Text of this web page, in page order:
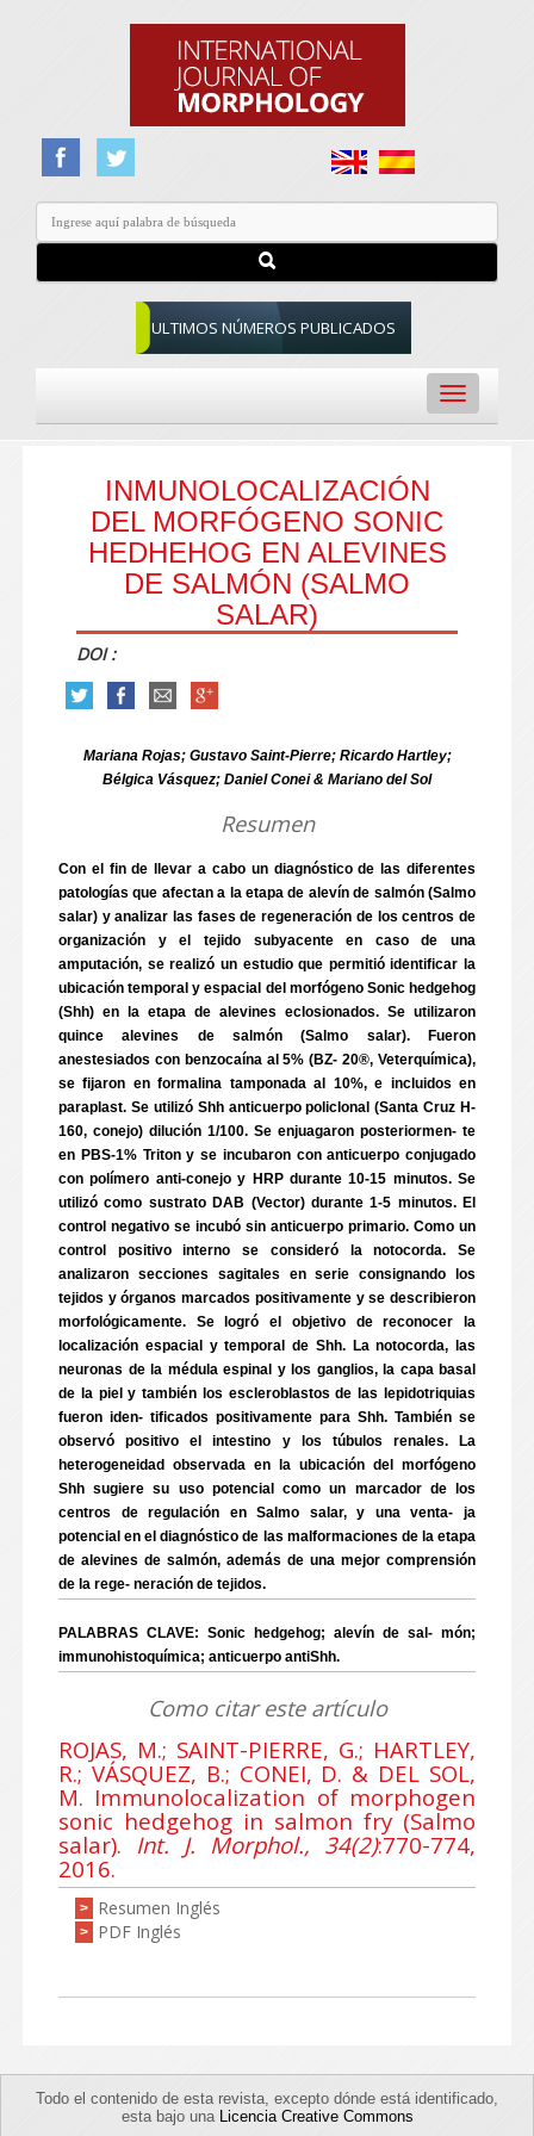
ULTIMOS NÚMEROS PUBLICADOS
Toggle
navigation
INMUNOLOCALIZACIÓN
DEL MORFÓGENO SONIC
HEDHEHOG EN ALEVINES
DE SALMÓN (SALMO
SALAR)
DOI :
Mariana Rojas; Gustavo Saint-Pierre; Ricardo Hartley;
Bélgica Vásquez; Daniel Conei & Mariano del Sol
Resumen
Con el fin de llevar a cabo un diagnóstico de las diferentes
patologías que afectan a la etapa de alevín de salmón (Salmo
salar) y analizar las fases de regeneración de los centros de
organización y el tejido subyacente en caso de una
amputación, se realizó un estudio que permitió identificar la
ubicación temporal y espacial del morfógeno Sonic hedgehog
(Shh) en la etapa de alevines eclosionados. Se utilizaron
quince alevines de salmón (Salmo salar). Fueron
anestesiados con benzocaína al 5% (BZ- 20®, Veterquímica),
se fijaron en formalina tamponada al 10%, e incluidos en
paraplast. Se utilizó Shh anticuerpo policlonal (Santa Cruz H-
160, conejo) dilución 1/100. Se enjuagaron posteriormen- te
en PBS-1% Triton y se incubaron con anticuerpo conjugado
con polímero anti-conejo y HRP durante 10-15 minutos. Se
utilizó como sustrato DAB (Vector) durante 1-5 minutos. El
control negativo se incubó sin anticuerpo primario. Como un
control positivo interno se consideró la notocorda. Se
analizaron secciones sagitales en serie consignando los
tejidos y órganos marcados positivamente y se describieron
morfológicamente. Se logró el objetivo de reconocer la
localización espacial y temporal de Shh. La notocorda, las
neuronas de la médula espinal y los ganglios, la capa basal
de la piel y también los escleroblastos de las lepidotriquias
fueron iden- tificados positivamente para Shh. También se
observó positivo el intestino y los túbulos renales. La
heterogeneidad observada en la ubicación del morfógeno
Shh sugiere su uso potencial como un marcador de los
centros de regulación en Salmo salar, y una venta- ja
potencial en el diagnóstico de las malformaciones de la etapa
de alevines de salmón, además de una mejor comprensión
de la rege- neración de tejidos.
PALABRAS CLAVE: Sonic hedgehog; alevín de sal- món;
immunohistoquímica; anticuerpo antiShh.
Como citar este artículo
ROJAS, M.; SAINT-PIERRE, G.; HARTLEY,
R.; VÁSQUEZ, B.; CONEI, D. & DEL SOL,
M. Immunolocalization of morphogen
sonic hedgehog in salmon fry (Salmo
salar). Int. J. Morphol., 34(2):770-774,
2016.
> Resumen Inglés
> PDF Inglés
Todo el contenido de esta revista, excepto dónde está identificado,
esta bajo una Licencia Creative Commons